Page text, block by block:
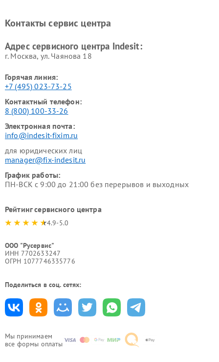
Мы принимаем
все формы оплаты
Indesit
Indesit
Контакты сервис центра
Адрес сервисного центра Indesit:
г. Москва, ул. Чаянова 18
Горячая линия:
+7 (495) 023-73-25
Контактный телефон:
8 (800) 100-33-26
Электронная почта:
info@indesit-fixim.ru
для юридических лиц
manager@fix-indesit.ru
График работы:
ПН-ВСК с 9:00 до 21:00 без перерывов и выходных
Рейтинг сервисного центра
4.9-5.0
ООО "Русервис"
ИНН 7702633247
ОГРН 1077746335776
Поделиться в соц. сетях: